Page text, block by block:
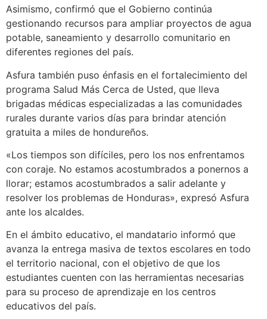
Asimismo, confirmó que el Gobierno continúa
gestionando recursos para ampliar proyectos de agua
potable, saneamiento y desarrollo comunitario en
diferentes regiones del país.
Asfura también puso énfasis en el fortalecimiento del
programa Salud Más Cerca de Usted, que lleva
brigadas médicas especializadas a las comunidades
rurales durante varios días para brindar atención
gratuita a miles de hondureños.
«Los tiempos son difíciles, pero los nos enfrentamos
con coraje. No estamos acostumbrados a ponernos a
llorar; estamos acostumbrados a salir adelante y
resolver los problemas de Honduras», expresó Asfura
ante los alcaldes.
En el ámbito educativo, el mandatario informó que
avanza la entrega masiva de textos escolares en todo
el territorio nacional, con el objetivo de que los
estudiantes cuenten con las herramientas necesarias
para su proceso de aprendizaje en los centros
educativos del país.